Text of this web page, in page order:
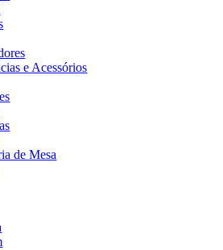
e Acessórios
de Mesa